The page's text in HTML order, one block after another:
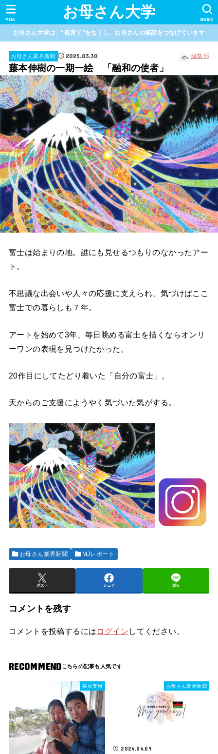
お母さん大学 SEARCH
MENU
お母さん大学は、“孤育て”をなくし、お母さんの笑顔をつなげています
お母さん業界新聞 2025.03.30 編集部
藤本伸樹の一期一絵 「融和の使者」
富士は始まりの地。誰にも見せるつもりのなかったアー
ト。
不思議な出会いや人々の応援に支えられ、気づけばここ
富士での暮らしも７年。
アートを始めて3年、毎日眺める富士を描くならオンリ
ーワンの表現を見つけたかった。
20作目にしてたどり着いた「自分の富士」。
天からのご支援にようやく気づいた気がする。
お母さん業界新聞 MJレポート
ポスト シェア 送る
コメントを残す
コメントを投稿するには ログイン してください。
RECOMMEND
横浜支局 お母さん業界新聞
2024.04.09